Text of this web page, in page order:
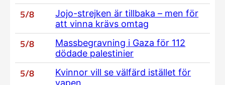
5/8
Jojo-strejken är tillbaka – men för
att vinna krävs omtag
5/8
Massbegravning i Gaza för 112
dödade palestinier
5/8
Kvinnor vill se välfärd istället för
vapen